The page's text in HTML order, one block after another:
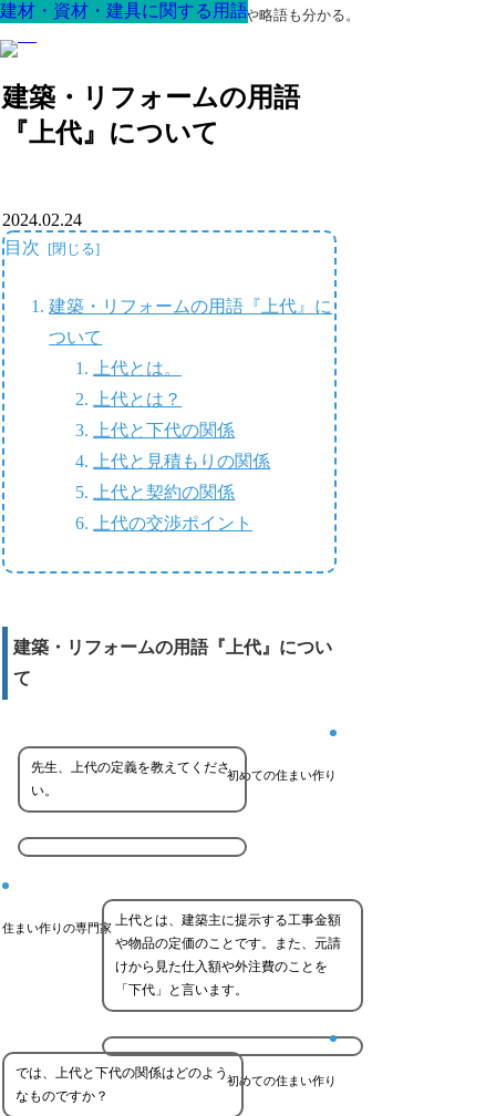
最高の家を作るための知識！専門用語や略語も分かる。
建築・リフォームの用語
『上代』について
建材・資材・建具に関する用語
2024.02.24
目次
建築・リフォームの用語『上代』に
ついて
上代とは。
上代とは？
上代と下代の関係
上代と見積もりの関係
上代と契約の関係
上代の交渉ポイント
建築・リフォームの用語『上代』につい
て
初めての住まい作り
先生、上代の定義を教えてくださ
い。
住まい作りの専門家 上代とは、建築主に提示する工事金額
や物品の定価のことです。また、元請
けから見た仕入額や外注費のことを
「下代」と言います。
初めての住まい作り
では、上代と下代の関係はどのよう
なものですか？
建材・資材・建具に関する用語
建材・資材・建具に関する用語
建材・資材・建具に関する用語
建材・資材・建具に関する用語
建材・資材・建具に関する用語
建材・資材・建具に関する用語